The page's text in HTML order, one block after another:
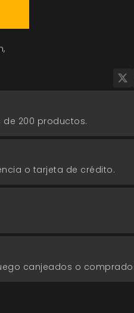
200 productos.
o tarjeta de crédito.
canjeados o